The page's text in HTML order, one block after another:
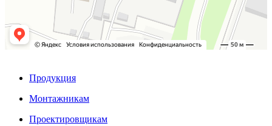
Продукция
Монтажникам
Проектировщикам